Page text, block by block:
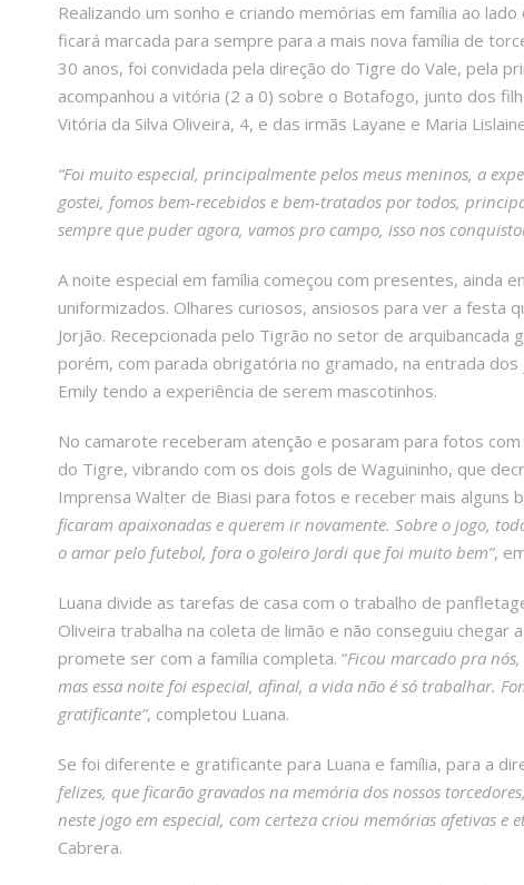
Realizando um sonho e criando memórias em família ao
ficará marcada para sempre para a mais nova família de
30 anos, foi convidada pela direção do Tigre do Vale, pela
acompanhou a vitória (2 a 0) sobre o Botafogo, junto dos
Vitória da Silva Oliveira, 4, e das irmãs Layane e Maria
“Foi muito especial, principalmente pelos meus meninos, a
gostei, fomos bem-recebidos e bem-tratados por todos,
sempre que puder agora, vamos pro campo, isso nos
A noite especial em família começou com presentes, ainda
uniformizados. Olhares curiosos, ansiosos para ver a
Jorjão. Recepcionada pelo Tigrão no setor de arquibancada
porém, com parada obrigatória no gramado, na entrada
Emily tendo a experiência de serem mascotinhos.
No camarote receberam atenção e posaram para fotos
do Tigre, vibrando com os dois gols de Waguininho, que
Imprensa Walter de Biasi para fotos e receber mais alguns
ficaram apaixonadas e querem ir novamente. Sobre o jogo,
o amor pelo futebol, fora o goleiro Jordi que foi muito bem”,
Luana divide as tarefas de casa com o trabalho de
Oliveira trabalha na coleta de limão e não conseguiu
promete ser com a família completa. “Ficou marcado pra
mas essa noite foi especial, afinal, a vida não é só trabalhar.
gratificante”, completou Luana.
Se foi diferente e gratificante para Luana e família, para a
felizes, que ficarão gravados na memória dos nossos
neste jogo em especial, com certeza criou memórias afetivas e
Cabrera.